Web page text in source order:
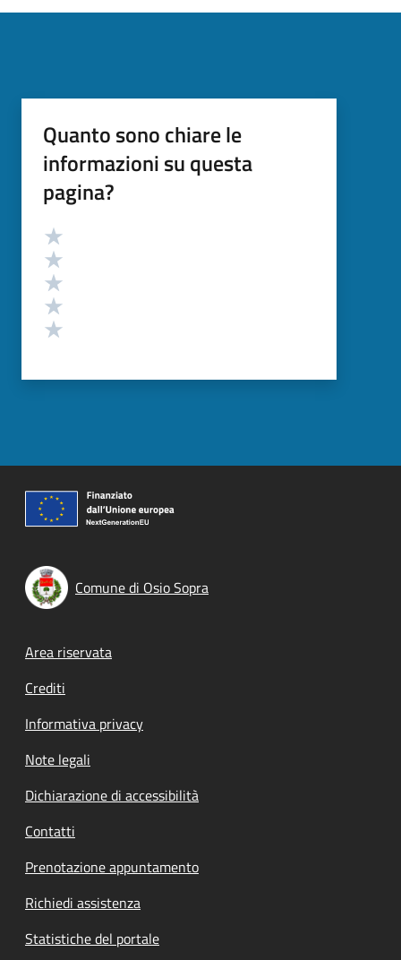
Quanto sono chiare le
informazioni su questa
pagina?
Valutazione
Comune di Osio Sopra
Footer menu
Area riservata
Crediti
Informativa privacy
Note legali
Dichiarazione di accessibilità
Contatti
Prenotazione appuntamento
Richiedi assistenza
Statistiche del portale